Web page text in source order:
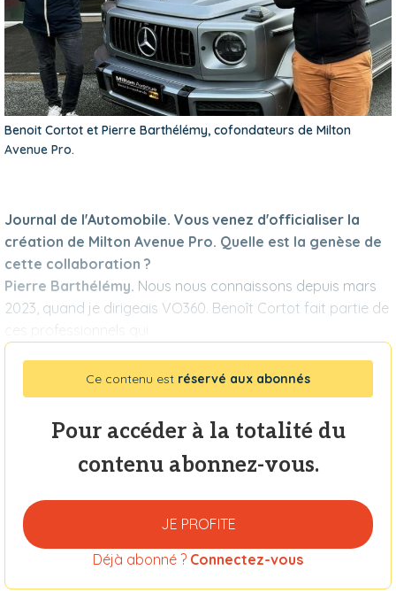
Benoit Cortot et Pierre Barthélémy, cofondateurs de Milton
Avenue Pro.
Journal de l'Automobile. Vous venez d'officialiser la
création de Milton Avenue Pro. Quelle est la genèse de
cette collaboration ?
Pierre Barthélémy. Nous nous connaissons depuis mars
2023, quand je dirigeais VO360. Benoît Cortot fait partie de
ces professionnels qui
Ce contenu est réservé aux abonnés
Pour accéder à la totalité du
contenu abonnez-vous.
JE PROFITE
Déjà abonné ? Connectez-vous